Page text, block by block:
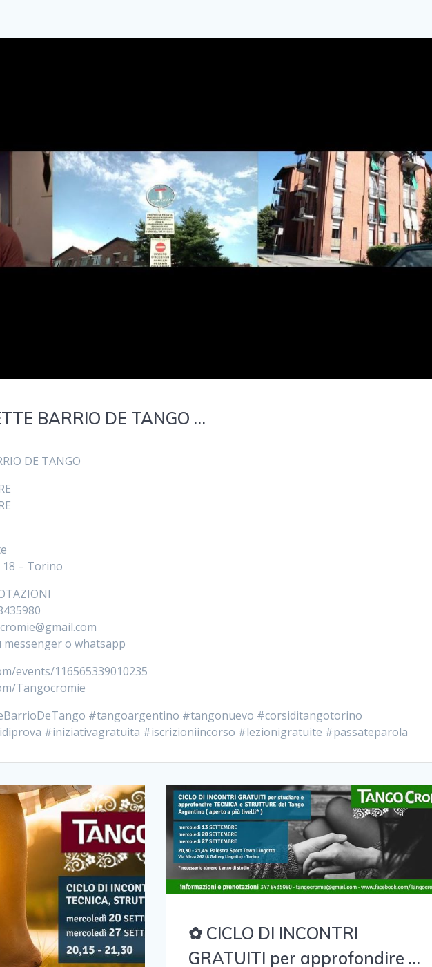
BARRIO DE TANGO …
DE TANGO
– Torino
messenger o whatsapp
events/116565339010235
Tangocromie
#tangoargentino #tangonuevo #corsiditangotorino
#iniziativagratuita #iscrizioniincorso #lezionigratuite #passateparola
✿ CICLO DI INCONTRI
GRATUITI per approfondire …